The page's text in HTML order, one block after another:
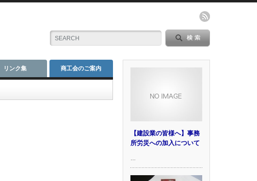
リンク集 商工会のご案内
【建設業の皆様へ】事務
所労災への加入について